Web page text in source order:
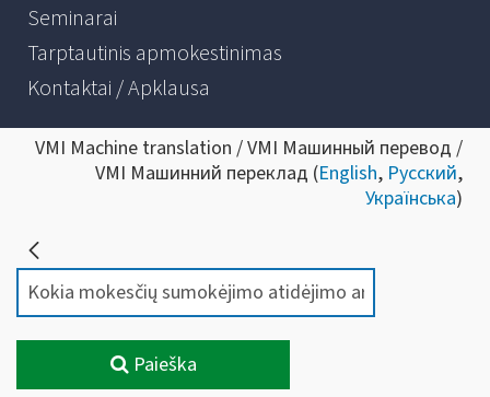
Seminarai
Tarptautinis apmokestinimas
Kontaktai / Apklausa
VMI Machine translation / VMI Машинный перевод /
VMI Машинний переклад (English, Русский,
Українська)
Paieška